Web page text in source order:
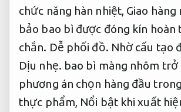
chức năng hàn nhiệt, Giao hàng
bảo bao bì được đóng kín hoàn
chắn. Dễ phối đồ. Nhờ cấu tạo
Dịu nhẹ. bao bì màng nhôm trở
phương án chọn hàng đầu
thực phẩm, Nổi bật khi xuất